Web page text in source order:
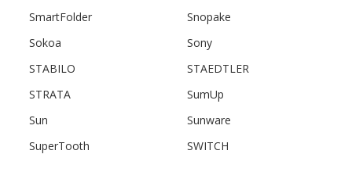
SmartFolder
Snopake
Sokoa
Sony
STABILO
STAEDTLER
STRATA
SumUp
Sun
Sunware
SuperTooth
SWITCH